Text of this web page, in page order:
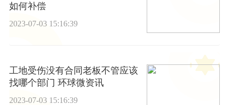
如何补偿
2023-07-03 15:16:39
工地受伤没有合同老板不管应该
找哪个部门 环球微资讯
2023-07-03 15:16:39